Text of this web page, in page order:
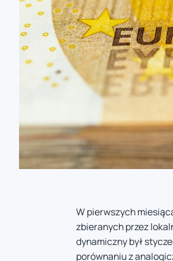
W pierwszych
zbieranych przez
dynamiczny był
porównaniu z